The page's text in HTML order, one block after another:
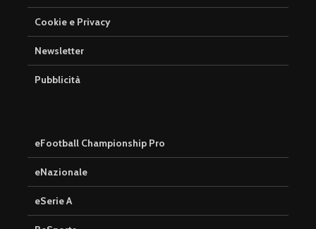
Cookie e Privacy
Newsletter
Pubblicità
eFootball Championship Pro
eNazionale
eSerie A